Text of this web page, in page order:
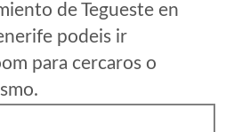
de Tegueste en
podeis ir
para cercaros o